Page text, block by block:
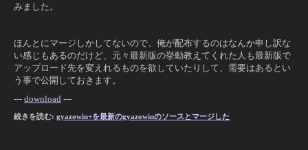
みました。
ほんとにマージしかしてないので、俺が配布するのはなんか申し訳な
い感じもあるのだけど、元々最新版の挙動教えてくれた人も最新版で
アップロード先を変えれるものを欲していたりして、需要はあるとい
う事で公開しておきます。
--- download ---
続きを読む: gyazowin+を最新のgyazowinのソースとマージした